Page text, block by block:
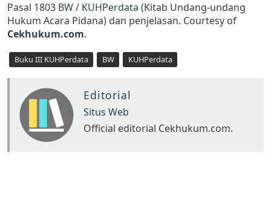
Pasal 1803 BW/ KUHPerdata (Kitab Undang-undang
Hukum Acara Pidana) dan penjelasan. Courtesy of
Cekhukum.com.
Buku III KUHPerdata BW KUHPerdata
Editorial
Situs Web
Official editorial Cekhukum.com.